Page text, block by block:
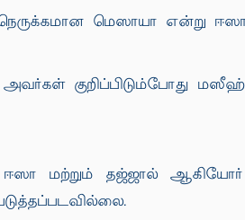
மெஸாயா என்று ஈஸா
குறிப்பிடும்போது மஸீஹ்,
மற்றும் தஜ்ஜால் ஆகியோர்